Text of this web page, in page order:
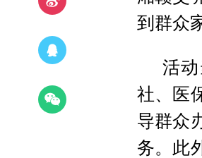
到群众
活
社、医
导群众
务。此